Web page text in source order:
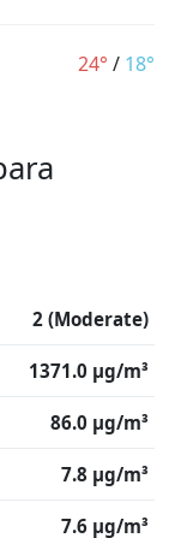
24° / 18°
2 (Moderate)
1371.0 μg/m³
86.0 μg/m³
7.8 μg/m³
7.6 μg/m³